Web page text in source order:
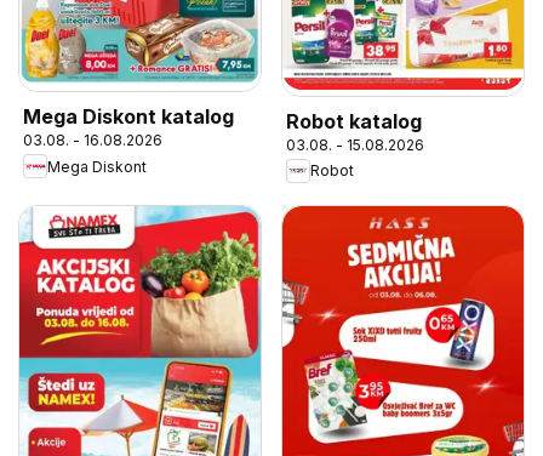
Mega Diskont katalog
03.08. - 16.08.2026
Mega Diskont
Robot katalog
03.08. - 15.08.2026
Robot